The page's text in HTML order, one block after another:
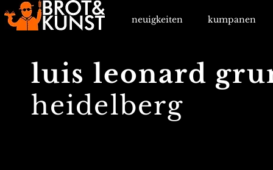
neuigkeiten kumpanen
luis leonard
heidelberg